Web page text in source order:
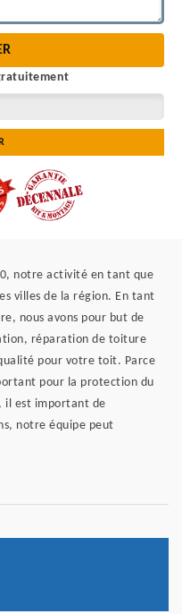
notre activité en tant que
villes de la région. En tant
nous avons pour but de
réparation de toiture
pour votre toit. Parce
pour la protection du
il est important de
notre équipe peut